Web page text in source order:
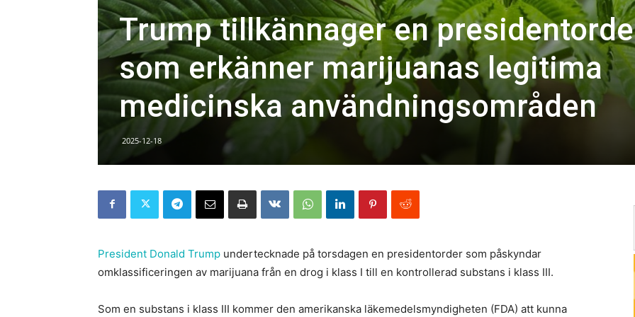
Trump tillkännager en
som erkänner marijuanas legitima
medicinska användningsområden
2025-12-18
President Donald Trump undertecknade på torsdagen en presidentorder som påskyndar
omklassificeringen av marijuana från en drog i klass I till en kontrollerad substans i klass III.
Som en substans i klass III kommer den amerikanska läkemedelsmyndigheten (FDA) att kunna